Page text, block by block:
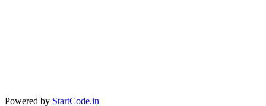
Powered by StartCode.in